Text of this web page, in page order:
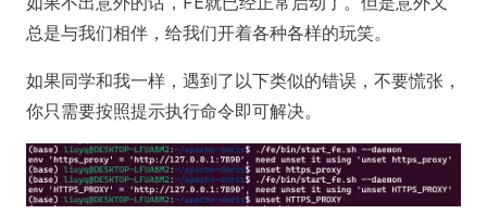
总是与我们相伴，给我们开着各种各样的玩笑。
如果同学和我一样，遇到了以下类似的错误，不要慌张，
你只需要按照提示执行命令即可解决。